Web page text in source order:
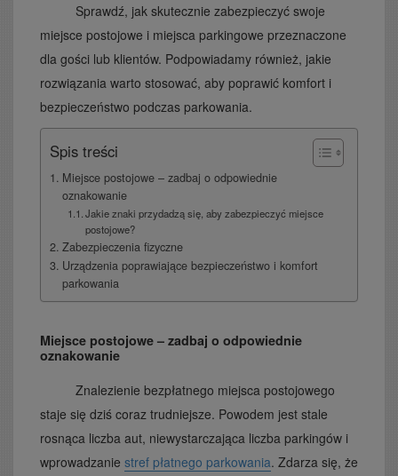
Sprawdź, jak skutecznie zabezpieczyć swoje
miejsce postojowe i miejsca parkingowe przeznaczone
dla gości lub klientów. Podpowiadamy również, jakie
rozwiązania warto stosować, aby poprawić komfort i
bezpieczeństwo podczas parkowania.
Spis treści
Miejsce postojowe – zadbaj o odpowiednie
oznakowanie
Jakie znaki przydadzą się, aby zabezpieczyć miejsce
postojowe?
Zabezpieczenia fizyczne
Urządzenia poprawiające bezpieczeństwo i komfort
parkowania
Miejsce postojowe – zadbaj o odpowiednie
oznakowanie
Znalezienie bezpłatnego miejsca postojowego
staje się dziś coraz trudniejsze. Powodem jest stale
rosnąca liczba aut, niewystarczająca liczba parkingów i
wprowadzanie stref płatnego parkowania. Zdarza się, że